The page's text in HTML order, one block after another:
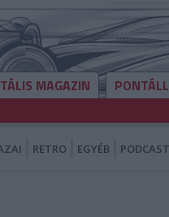
MAGAZIN
RETRO EGYÉB PODCAST